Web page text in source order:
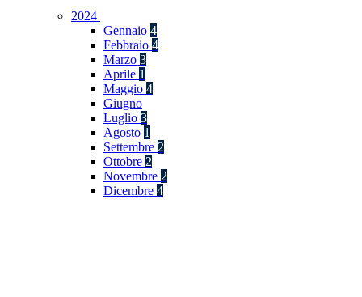
2024
Gennaio 4
Febbraio 4
Marzo 3
Aprile 1
Maggio 4
Giugno
Luglio 3
Agosto 1
Settembre 2
Ottobre 2
Novembre 2
Dicembre 4